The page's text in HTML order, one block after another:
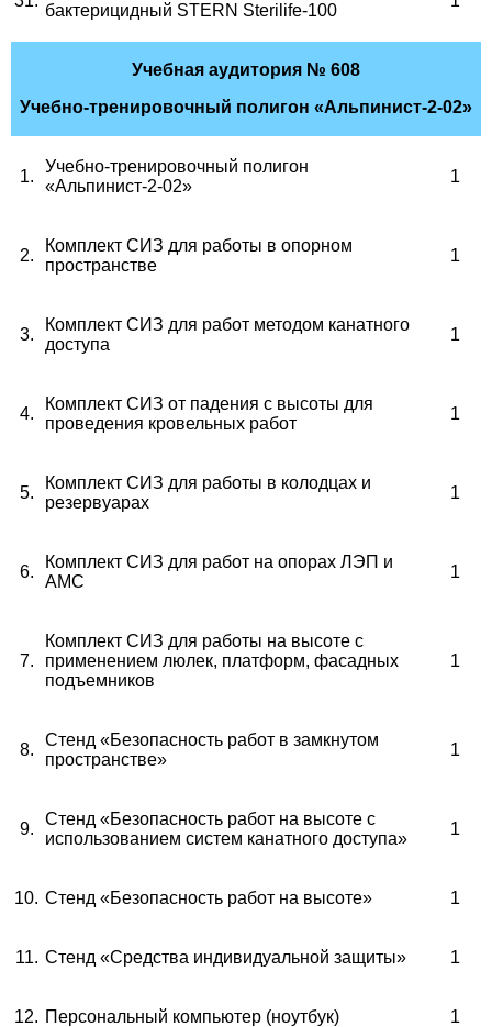
бактерицидный STERN Sterilife-100
Учебная аудитория № 608
Учебно-тренировочный полигон «Альпинист-2-02»
1.
Учебно-тренировочный полигон
«Альпинист-2-02»
1
2.
Комплект СИЗ для работы в опорном
пространстве
1
3.
Комплект СИЗ для работ методом канатного
доступа
1
4.
Комплект СИЗ от падения с высоты для
проведения кровельных работ
1
5.
Комплект СИЗ для работы в колодцах и
резервуарах
1
6.
Комплект СИЗ для работ на опорах ЛЭП и
АМС
1
7.
Комплект СИЗ для работы на высоте с
применением люлек, платформ, фасадных
подъемников
1
8.
Стенд «Безопасность работ в замкнутом
пространстве»
1
9.
Стенд «Безопасность работ на высоте с
использованием систем канатного доступа»
1
10. Стенд «Безопасность работ на высоте» 1
11. Стенд «Средства индивидуальной защиты» 1
12. Персональный компьютер (ноутбук) 1